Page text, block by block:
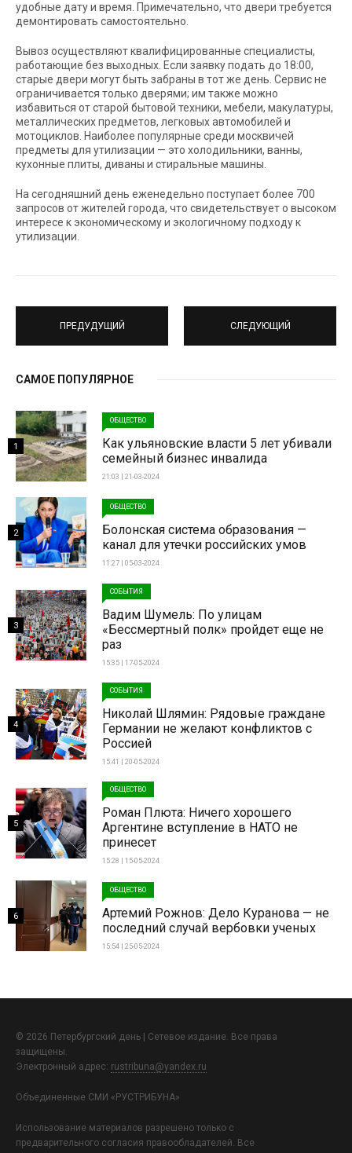
удобные дату и время. Примечательно, что двери требуется
демонтировать самостоятельно.
Вывоз осуществляют квалифицированные специалисты,
работающие без выходных. Если заявку подать до 18:00,
старые двери могут быть забраны в тот же день. Сервис не
ограничивается только дверями; им также можно
избавиться от старой бытовой техники, мебели, макулатуры,
металлических предметов, легковых автомобилей и
мотоциклов. Наиболее популярные среди москвичей
предметы для утилизации — это холодильники, ванны,
кухонные плиты, диваны и стиральные машины.
На сегодняшний день еженедельно поступает более 700
запросов от жителей города, что свидетельствует о высоком
интересе к экономическому и экологичному подходу к
утилизации.
ПРЕДУДУЩИЙ СЛЕДУЮЩИЙ
САМОЕ ПОПУЛЯРНОЕ
ОБЩЕСТВО
Как ульяновские власти 5 лет убивали
семейный бизнес инвалида
21:03 | 21-03-2024
1
ОБЩЕСТВО
Болонская система образования —
канал для утечки российских умов
11:27 | 05-03-2024
2
СОБЫТИЯ
Вадим Шумель: По улицам
«Бессмертный полк» пройдет еще не
раз
15:35 | 17-05-2024
3
СОБЫТИЯ
Николай Шлямин: Рядовые граждане
Германии не желают конфликтов с
Россией
15:41 | 20-05-2024
4
ОБЩЕСТВО
Роман Плюта: Ничего хорошего
Аргентине вступление в НАТО не
принесет
15:28 | 15-05-2024
5
ОБЩЕСТВО
Артемий Рожнов: Дело Куранова — не
последний случай вербовки ученых
15:54 | 25-05-2024
6
© 2026 Петербургский день | Сетевое издание. Все права
защищены.
Электронный адрес: rustribuna@yandex.ru
Объединенные СМИ «РУСТРИБУНА»
Использование материалов разрешено только с
предварительного согласия правообладателей. Все